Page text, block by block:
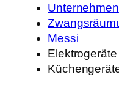
Unternehmen
Messi
Elektrogeräte